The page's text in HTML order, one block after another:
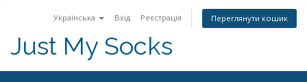
Українська Вхід Реєстрація Переглянути кошик
Just My Socks